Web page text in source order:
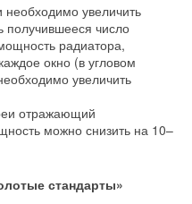
увеличить
получившееся число
радиатора,
окно (в угловом
увеличить
отражающий
можно снизить на 10–
стандарты»
является новейшей
фосфатирования,
экологически чистого
сушкой при
устойчивость